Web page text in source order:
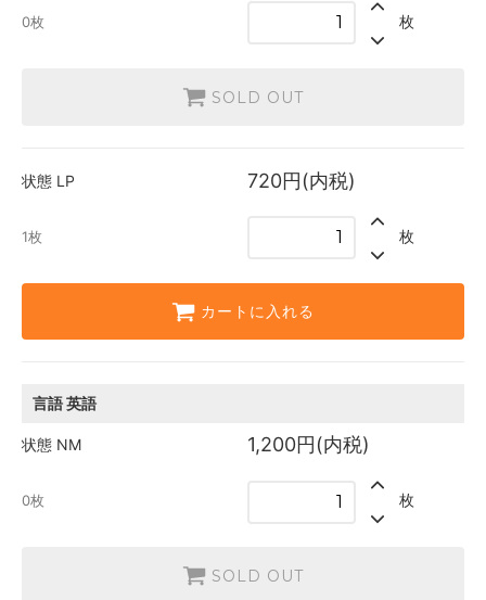
0枚 枚
SOLD OUT
状態 LP 720円(内税)
1枚 枚
カートに入れる
言語英語
状態 NM 1,200円(内税)
0枚 枚
SOLD OUT